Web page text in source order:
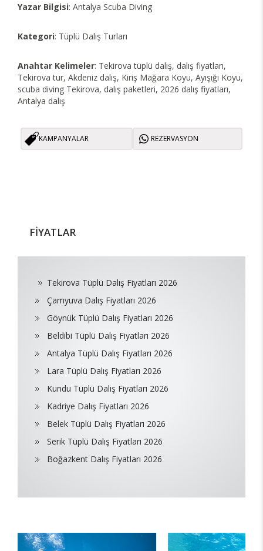
Yazar Bilgisi: Antalya Scuba Diving
Kategori: Tüplü Dalış Turları
Anahtar Kelimeler: Tekirova tüplü dalış, dalış fiyatları,
Tekirova tur, Akdeniz dalış, Kiriş Mağara Koyu, Ayışığı Koyu,
scuba diving Tekirova, dalış paketleri, 2026 dalış fiyatları,
Antalya dalış
KAMPANYALAR REZERVASYON
FİYATLAR
Tekirova Tüplü Dalış Fiyatları 2026
Çamyuva Dalış Fiyatları 2026
Göynük Tüplü Dalış Fiyatları 2026
Beldibi Tüplü Dalış Fiyatları 2026
Antalya Tüplü Dalış Fiyatları 2026
Lara Tüplü Dalış Fiyatları 2026
Kundu Tüplü Dalış Fiyatları 2026
Kadriye Dalış Fiyatları 2026
Belek Tüplü Dalış Fiyatları 2026
Serik Tüplü Dalış Fiyatları 2026
Boğazkent Dalış Fiyatları 2026